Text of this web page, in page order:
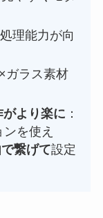
理能力が向
ガラス素材
がより楽に ：
を使え
繋げて設定